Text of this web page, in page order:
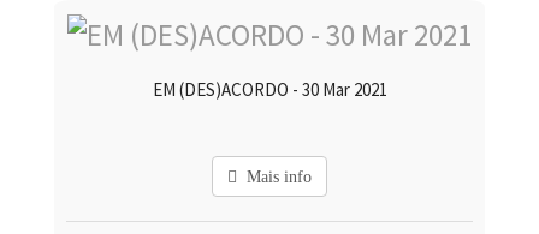
EM (DES)ACORDO - 30 Mar 2021
Mais info